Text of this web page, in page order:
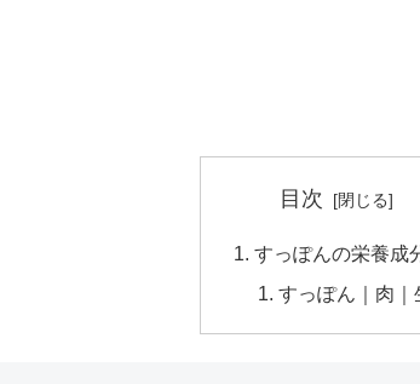
目次
すっぽんの栄養成
すっぽん｜肉｜